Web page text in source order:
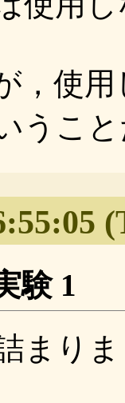
，使
うこ
験 1
まり